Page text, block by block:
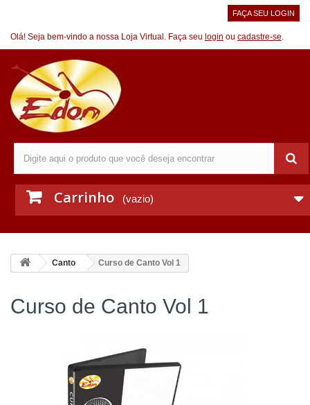
FAÇA SEU LOGIN
Olá! Seja bem-vindo a nossa Loja Virtual. Faça seu login ou cadastre-se.
Carrinho (vazio)
Canto Curso de Canto Vol 1
Curso de Canto Vol 1